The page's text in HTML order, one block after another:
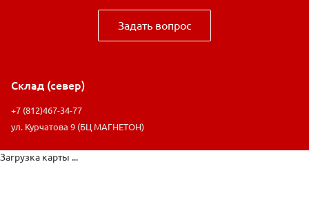
Задать вопрос
Склад (север)
+7 (812)467-34-77
ул. Курчатова 9 (БЦ МАГНЕТОН)
Загрузка карты ...